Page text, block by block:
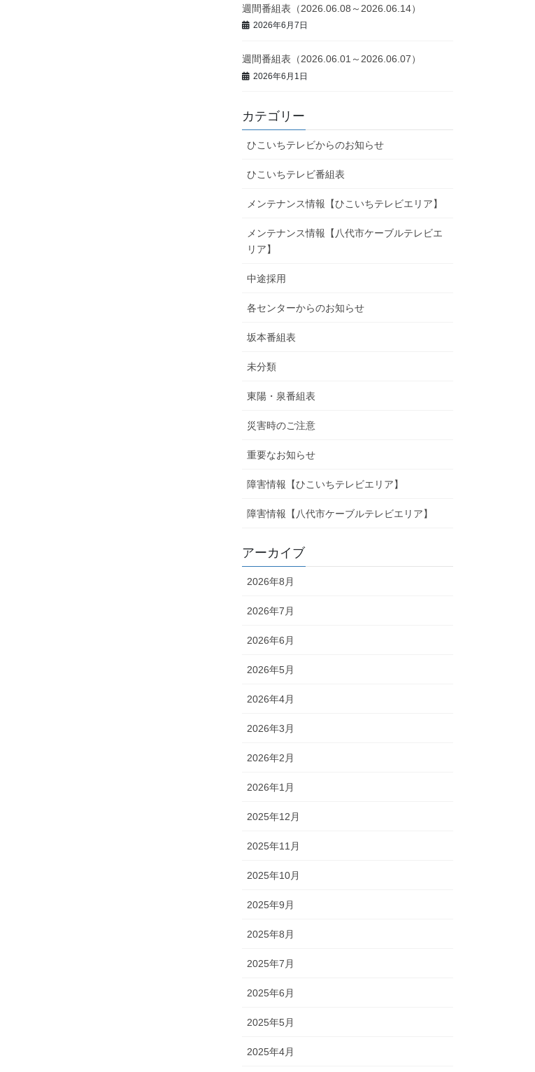
週間番組表（2026.06.08～2026.06.14）
2026年6月7日
週間番組表（2026.06.01～2026.06.07）
2026年6月1日
カテゴリー
ひこいちテレビからのお知らせ
ひこいちテレビ番組表
メンテナンス情報【ひこいちテレビエリア】
メンテナンス情報【八代市ケーブルテレビエ
リア】
中途採用
各センターからのお知らせ
坂本番組表
未分類
東陽・泉番組表
災害時のご注意
重要なお知らせ
障害情報【ひこいちテレビエリア】
障害情報【八代市ケーブルテレビエリア】
アーカイブ
2026年8月
2026年7月
2026年6月
2026年5月
2026年4月
2026年3月
2026年2月
2026年1月
2025年12月
2025年11月
2025年10月
2025年9月
2025年8月
2025年7月
2025年6月
2025年5月
2025年4月